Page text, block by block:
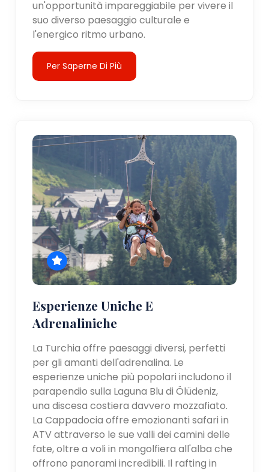
un'opportunità impareggiabile per vivere il
suo diverso paesaggio culturale e
l'energico ritmo urbano.
Per Saperne Di Più
Esperienze Uniche E
Adrenaliniche
La Turchia offre paesaggi diversi, perfetti
per gli amanti dell'adrenalina. Le
esperienze uniche più popolari includono il
parapendio sulla Laguna Blu di Ölüdeniz,
una discesa costiera davvero mozzafiato.
La Cappadocia offre emozionanti safari in
ATV attraverso le sue valli dei camini delle
fate, oltre a voli in mongolfiera all'alba che
offrono panorami incredibili. Il rafting in